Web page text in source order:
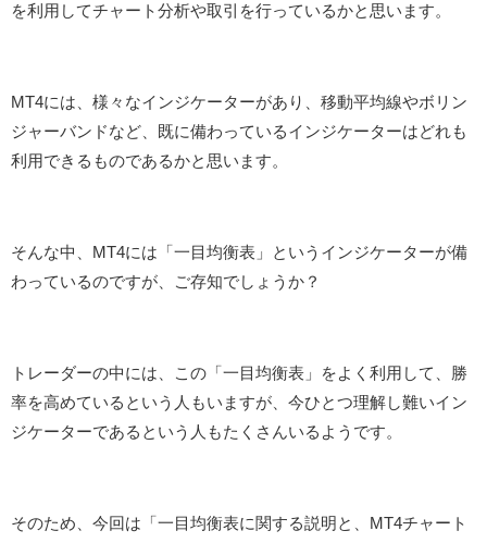
を利用してチャート分析や取引を行っているかと思います。
MT4には、様々なインジケーターがあり、移動平均線やボリン
ジャーバンドなど、既に備わっているインジケーターはどれも
利用できるものであるかと思います。
そんな中、MT4には「一目均衡表」というインジケーターが備
わっているのですが、ご存知でしょうか？
トレーダーの中には、この「一目均衡表」をよく利用して、勝
率を高めているという人もいますが、今ひとつ理解し難いイン
ジケーターであるという人もたくさんいるようです。
そのため、今回は「一目均衡表に関する説明と、MT4チャート